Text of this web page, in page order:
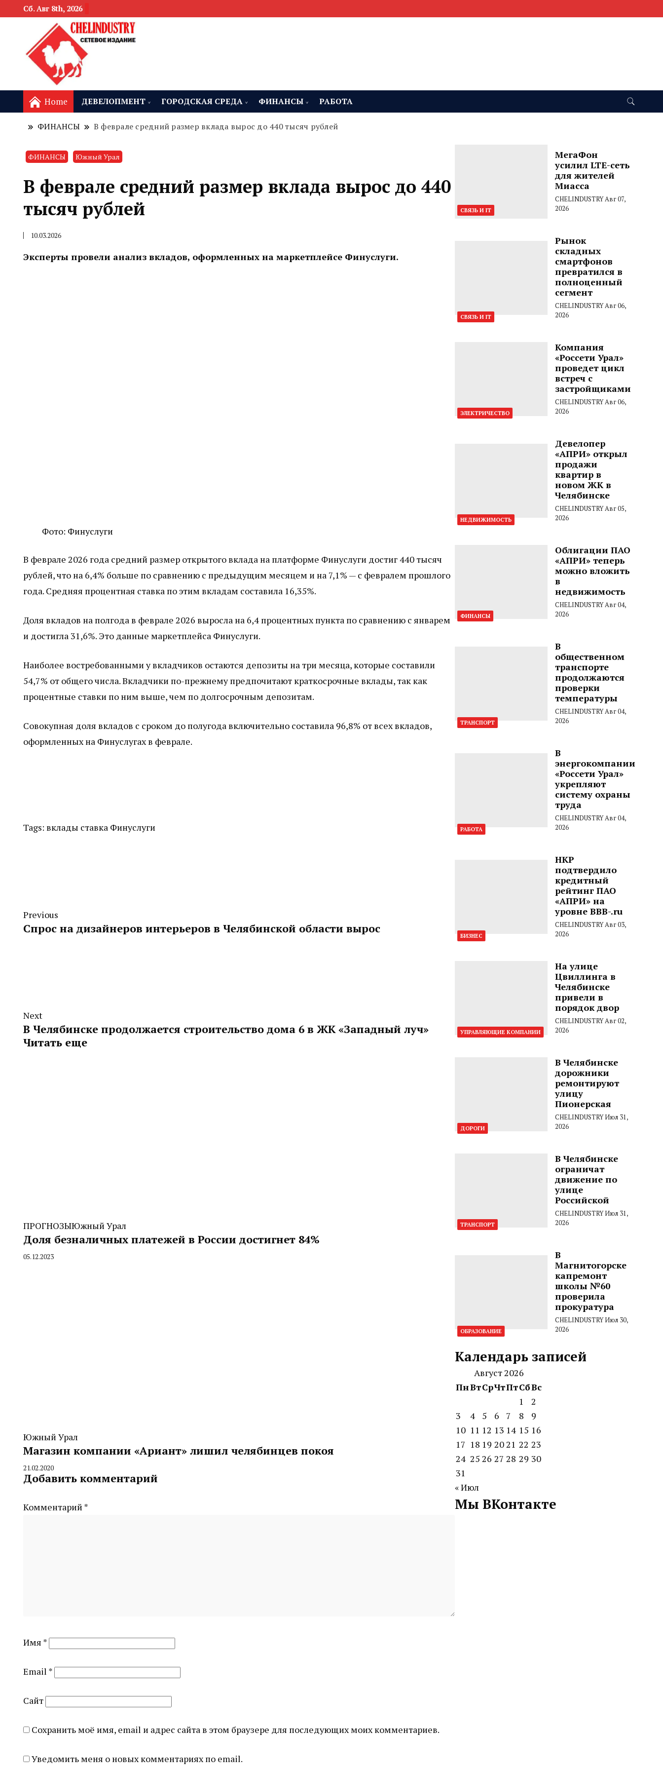
Сб. Авг 8th, 2026
Home ДЕВЕЛОПМЕНТ ГОРОДСКАЯ СРЕДА ФИНАНСЫ РАБОТА
ФИНАНСЫ В феврале средний размер вклада вырос до 440 тысяч рублей
ФИНАНСЫ Южный Урал
В феврале средний размер вклада вырос до 440
тысяч рублей
10.03.2026
Эксперты провели анализ вкладов, оформленных на маркетплейсе Финуслуги.
Фото: Финуслуги
В феврале 2026 года средний размер открытого вклада на платформе Финуслуги достиг 440 тысяч
рублей, что на 6,4% больше по сравнению с предыдущим месяцем и на 7,1% — с февралем прошлого
года. Средняя процентная ставка по этим вкладам составила 16,35%.
Доля вкладов на полгода в феврале 2026 выросла на 6,4 процентных пункта по сравнению с январем
и достигла 31,6%. Это данные маркетплейса Финуслуги.
Наиболее востребованными у вкладчиков остаются депозиты на три месяца, которые составили
54,7% от общего числа. Вкладчики по-прежнему предпочитают краткосрочные вклады, так как
процентные ставки по ним выше, чем по долгосрочным депозитам.
Совокупная доля вкладов с сроком до полугода включительно составила 96,8% от всех вкладов,
оформленных на Финуслугах в феврале.
Tags: вклады ставка Финуслуги
Previous
Спрос на дизайнеров интерьеров в Челябинской области вырос
Next
В Челябинске продолжается строительство дома 6 в ЖК «Западный луч»
Читать еще
ПРОГНОЗЫЮжный Урал
Доля безналичных платежей в России достигнет 84%
By
05.12.2023
Южный Урал
Магазин компании «Ариант» лишил челябинцев покоя
By
CHELINDUSTRY
21.02.2020
Добавить комментарий
Комментарий *
Имя *
Email *
Сайт
Сохранить моё имя, email и адрес сайта в этом браузере для последующих моих комментариев.
Уведомить меня о новых комментариях по email.
СВЯЗЬ И IT
МегаФон
усилил LTE-сеть
для жителей
Миасса
CHELINDUSTRYАвг 07,
2026
СВЯЗЬ И IT
Рынок
складных
смартфонов
превратился в
полноценный
сегмент
CHELINDUSTRYАвг 06,
2026
ЭЛЕКТРИЧЕСТВО
Компания
«Россети Урал»
проведет цикл
встреч с
застройщиками
CHELINDUSTRYАвг 06,
2026
НЕДВИЖИМОСТЬ
Девелопер
«АПРИ» открыл
продажи
квартир в
новом ЖК в
Челябинске
CHELINDUSTRYАвг 05,
2026
ФИНАНСЫ
Облигации ПАО
«АПРИ» теперь
можно вложить
в
недвижимость
CHELINDUSTRYАвг 04,
2026
ТРАНСПОРТ
В
общественном
транспорте
продолжаются
проверки
температуры
CHELINDUSTRYАвг 04,
2026
РАБОТА
В
энергокомпании
«Россети Урал»
укрепляют
систему охраны
труда
CHELINDUSTRYАвг 04,
2026
БИЗНЕС
НКР
подтвердило
кредитный
рейтинг ПАО
«АПРИ» на
уровне BBB-.ru
CHELINDUSTRYАвг 03,
2026
УПРАВЛЯЮЩИЕ КОМПАНИИ
На улице
Цвиллинга в
Челябинске
привели в
порядок двор
CHELINDUSTRYАвг 02,
2026
ДОРОГИ
В Челябинске
дорожники
ремонтируют
улицу
Пионерская
CHELINDUSTRYИюл 31,
2026
ТРАНСПОРТ
В Челябинске
ограничат
движение по
улице
Российской
CHELINDUSTRYИюл 31,
2026
ОБРАЗОВАНИЕ
В
Магнитогорске
капремонт
школы №60
проверила
прокуратура
CHELINDUSTRYИюл 30,
2026
Календарь записей
Август 2026
ПнВтСрЧтПтСбВс
1
2
3
4 5 6 7 8
9
10 11 12 13 14 15 16
17 18 19 2021 22 23
24 25 26 27 28 29 30
31
« Июл
Мы ВКонтакте